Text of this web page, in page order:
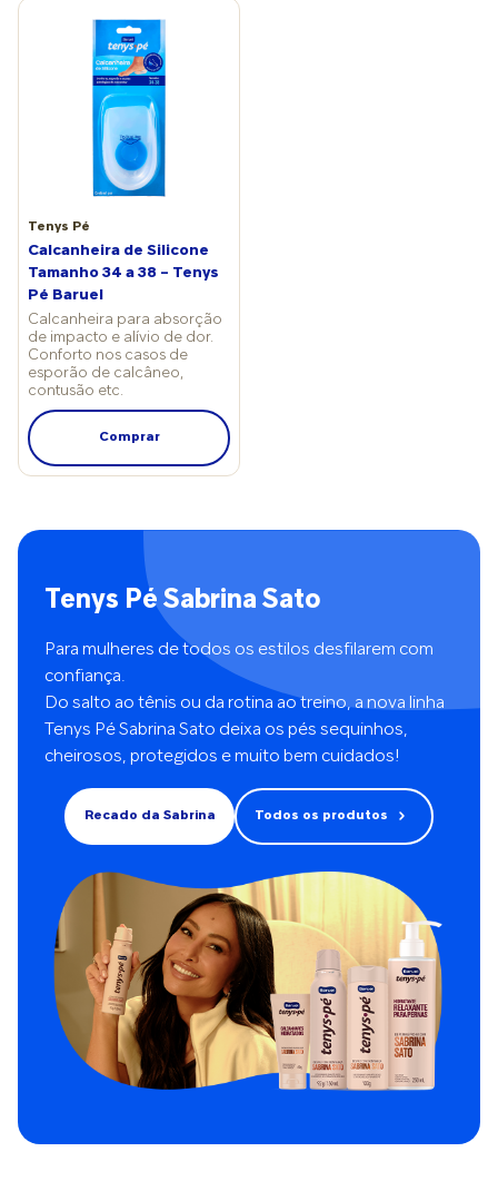
é identificar os sintomas semelhantes aos anteriores o mais
rápido possível para retomar o tratamento de modo
precoce, pois isso encurta o período da doença”, conclui o
ortopedista.
Tenys Pé
Calcanheira de Silicone
Tamanho 34 a 38 – Tenys
Pé Baruel
Calcanheira para absorção
de impacto e alívio de dor.
Conforto nos casos de
esporão de calcâneo,
contusão etc.
Comprar
Tenys Pé Sabrina Sato
Para mulheres de todos os estilos desfilarem com
confiança.
Do salto ao tênis ou da rotina ao treino, a nova linha
Tenys Pé Sabrina Sato deixa os pés sequinhos,
cheirosos, protegidos e muito bem cuidados!
Recado da Sabrina Todos os produtos